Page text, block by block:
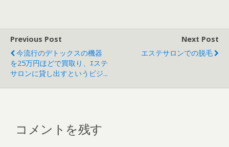
Previous Post
今流行のデトックスの機器
を25万円ほどで買取り、ｴステ
サロンに貸し出すというビジ...
Next Post
エステサロンでの脱毛
コメントを残す